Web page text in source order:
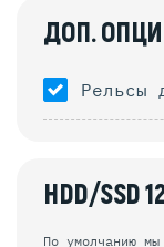
ДОП.
Рельсы
HDD/SSD
По умолчанию